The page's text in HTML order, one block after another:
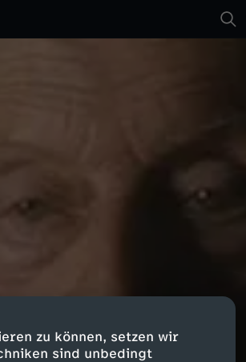
zu können, setzen wir
sind unbedingt